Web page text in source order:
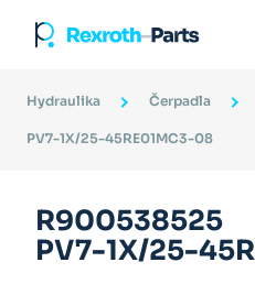
Hydraulika Čerpadla
PV7-1X/25-45RE01MC3-08
R900538525
PV7-1X/25-